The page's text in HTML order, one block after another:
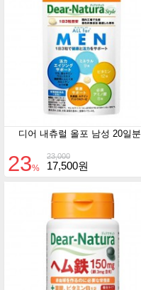
디어 내츄럴 올포 남성 20일분
23,000
23% 17,500원